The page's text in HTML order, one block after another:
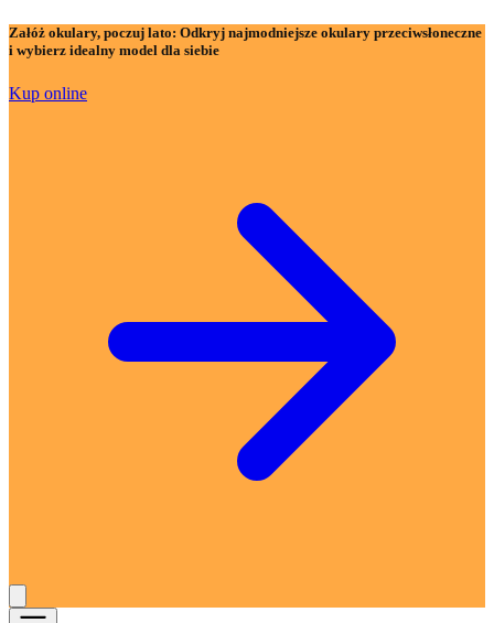
Załóż okulary, poczuj lato: Odkryj najmodniejsze okulary przeciwsłoneczne
i wybierz idealny model dla siebie
Kup online